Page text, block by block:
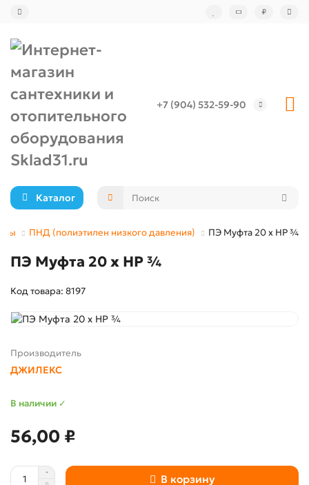
₽
+7 (904) 532-59-90
Каталог
ПНД (полиэтилен низкого давления) ПЭ Муфта 20 x НР ¾
ПЭ Муфта 20 x НР ¾
Код товара: 8197
Производитель
ДЖИЛЕКС
В наличии ✓
56,00 ₽
В корзину